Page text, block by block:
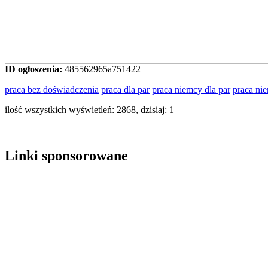
ID ogłoszenia: 485562965a751422
praca bez doświadczenia praca dla par praca niemcy dla par praca
ilość wszystkich wyświetleń: 2868, dzisiaj: 1
Linki sponsorowane